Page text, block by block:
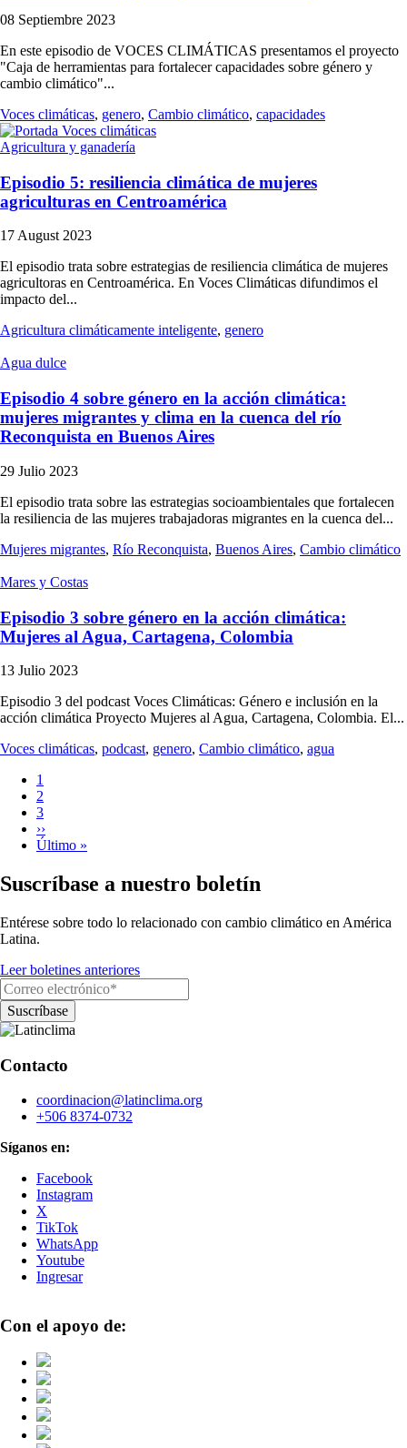
08 Septiembre 2023
En este episodio de VOCES CLIMÁTICAS presentamos el proyecto
"Caja de herramientas para fortalecer capacidades sobre género y
cambio climático"...
Voces climáticas, genero, Cambio climático, capacidades
Agricultura y ganadería
Episodio 5: resiliencia climática de mujeres
agriculturas en Centroamérica
17 August 2023
El episodio trata sobre estrategias de resiliencia climática de mujeres
agricultoras en Centroamérica. En Voces Climáticas difundimos el
impacto del...
Agricultura climáticamente inteligente, genero
Agua dulce
Episodio 4 sobre género en la acción climática:
mujeres migrantes y clima en la cuenca del río
Reconquista en Buenos Aires
29 Julio 2023
El episodio trata sobre las estrategias socioambientales que fortalecen
la resiliencia de las mujeres trabajadoras migrantes en la cuenca del...
Mujeres migrantes, Río Reconquista, Buenos Aires, Cambio climático
Mares y Costas
Episodio 3 sobre género en la acción climática:
Mujeres al Agua, Cartagena, Colombia
13 Julio 2023
Episodio 3 del podcast Voces Climáticas: Género e inclusión en la
acción climática Proyecto Mujeres al Agua, Cartagena, Colombia. El...
Voces climáticas, podcast, genero, Cambio climático, agua
Paginación
Página
actual
1
Página
2
Página
3
Siguiente
página
››
Última
Último »
Suscríbase a nuestro boletín
Entérese sobre todo lo relacionado con cambio climático en América
Latina.
Leer boletines anteriores
Contacto
coordinacion@latinclima.org
+506 8374-0732
Síganos en:
Facebook
Instagram
X
TikTok
WhatsApp
Youtube
Ingresar
Con el apoyo de: